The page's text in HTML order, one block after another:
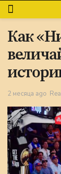
Как
2 месяца ago